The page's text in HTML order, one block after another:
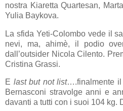
nostra Kiaretta Quartesan,
Yulia Baykova.
La sfida Yeti-Colombo vede il
nevi, ma, ahimè, il podio
dall’outsider Nicola Cilento.
Cristina Grassi.
E last but not list….finalmente il
Bernasconi stravolge anni e
davanti a tutti con i suoi 104 kg.